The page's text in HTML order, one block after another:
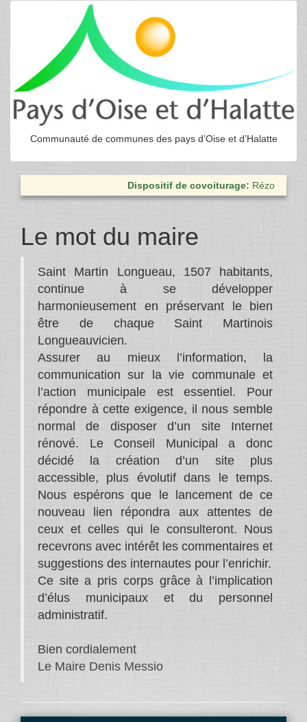
Communauté de communes des pays d’Oise et d’Halatte
Dispositif de covoiturage:Rézo pouce
Le mot du maire
Saint Martin Longueau, 1507 habitants,
continue à se développer
harmonieusement en préservant le bien
être de chaque Saint Martinois
Longueauvicien.
Assurer au mieux l’information, la
communication sur la vie communale et
l’action municipale est essentiel. Pour
répondre à cette exigence, il nous semble
normal de disposer d’un site Internet
rénové. Le Conseil Municipal a donc
décidé la création d’un site plus
accessible, plus évolutif dans le temps.
Nous espérons que le lancement de ce
nouveau lien répondra aux attentes de
ceux et celles qui le consulteront. Nous
recevrons avec intérêt les commentaires et
suggestions des internautes pour l’enrichir.
Ce site a pris corps grâce à l’implication
d’élus municipaux et du personnel
administratif.
Bien cordialement
Le Maire Denis Messio